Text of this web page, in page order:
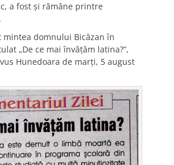
a fost şi rămâne printre
mintea domnului Bicăzan în
„De ce mai învăţăm latina?”,
Hunedoara de marţi, 5 august